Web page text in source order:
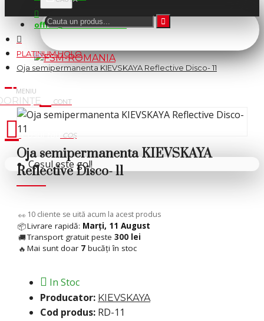
office@fsm-romania.ro
Cosul tau
Coșul este gol!
PLATINUM HOLO
Oja semipermanenta KIEVSKAYA Reflective Disco- 11
Oja semipermanenta KIEVSKAYA
Reflective Disco- 11
👀 10 cliente se uită acum la acest produs
📦Livrare rapidă: Marți, 11 August
🚚Transport gratuit peste 300 lei
🔥 Mai sunt doar 7 bucăți în stoc
In Stoc
Producator: KIEVSKAYA
Cod produs: RD-11